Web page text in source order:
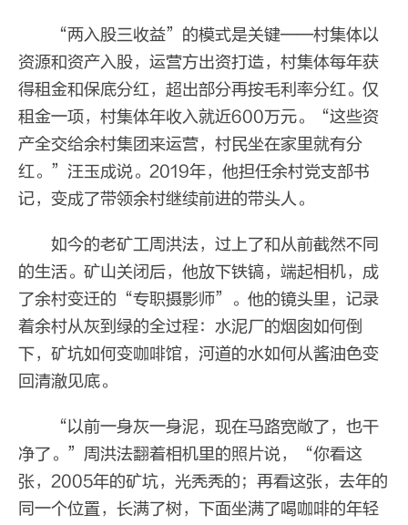
“两入股三收益”的模式是关键——村集体以
资源和资产入股，运营方出资打造，村集体每年获
得租金和保底分红，超出部分再按毛利率分红。仅
租金一项，村集体年收入就近600万元。“这些资
产全交给余村集团来运营，村民坐在家里就有分
红。”汪玉成说。2019年，他担任余村党支部书
记，变成了带领余村继续前进的带头人。
如今的老矿工周洪法，过上了和从前截然不同
的生活。矿山关闭后，他放下铁镐，端起相机，成
了余村变迁的“专职摄影师”。他的镜头里，记录
着余村从灰到绿的全过程：水泥厂的烟囱如何倒
下，矿坑如何变咖啡馆，河道的水如何从酱油色变
回清澈见底。
“以前一身灰一身泥，现在马路宽敞了，也干
净了。”周洪法翻着相机里的照片说，“你看这
张，2005年的矿坑，光秃秃的；再看这张，去年的
同一个位置，长满了树，下面坐满了喝咖啡的年轻